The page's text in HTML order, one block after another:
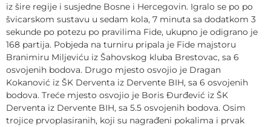
iz šire regije i susjedne Bosne i Hercegovin. Igralo se po po
švicarskom sustavu u sedam kola, 7 minuta sa dodatkom 3
sekunde po potezu po pravilima Fide, ukupno je odigrano je
168 partija. Pobjeda na turniru pripala je Fide majstoru
Branimiru Miljeviću iz Šahovskog kluba Brestovac, sa 6
osvojenih bodova. Drugo mjesto osvojio je Dragan
Kokanović iz ŠK Derventa iz Dervente BIH, sa 6 osvojenih
bodova. Treće mjesto osvojio je Boris Đurđević iz ŠK
Derventa iz Dervente BIH, sa 5.5 osvojenih bodova. Osim
trojice prvoplasiranih, koji su nagrađeni pokalima i prvak